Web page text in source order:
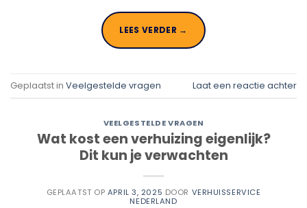
LEES VERDER →
Geplaatst in Veelgestelde vragen Laat een reactie achter
VEELGESTELDE VRAGEN
Wat kost een verhuizing eigenlijk?
Dit kun je verwachten
GEPLAATST OP APRIL 3, 2025 DOOR VERHUISSERVICE
NEDERLAND